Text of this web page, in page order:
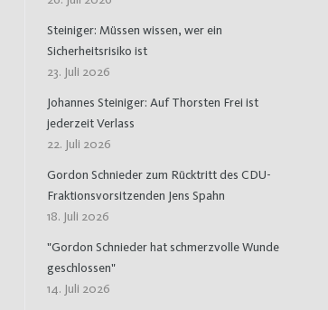
Steiniger: Müssen wissen, wer ein
Sicherheitsrisiko ist
23. Juli 2026
Johannes Steiniger: Auf Thorsten Frei ist
jederzeit Verlass
22. Juli 2026
Gordon Schnieder zum Rücktritt des CDU-
Fraktionsvorsitzenden Jens Spahn
18. Juli 2026
"Gordon Schnieder hat schmerzvolle Wunde
geschlossen"
14. Juli 2026